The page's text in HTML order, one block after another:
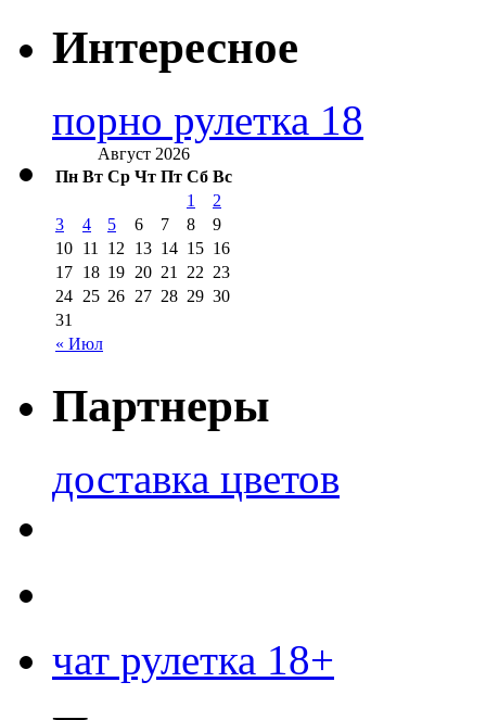
Интересное
порно рулетка 18
Август 2026
Пн Вт Ср Чт Пт Сб Вс
« Июл
1
2
3
4 5 6 7 8
9
10 11 12 13 14 15 16
17 18 19 20 21 22 23
24 25 26 27 28 29 30
31
Партнеры
доставка цветов
чат рулетка 18+